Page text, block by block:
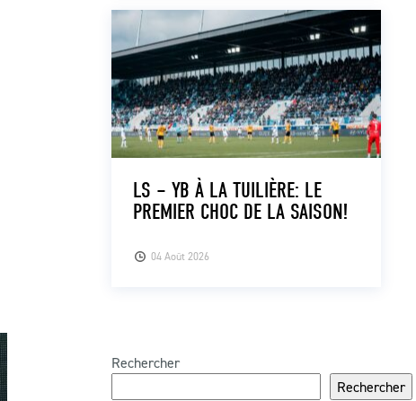
04 Août 2026
LS – YB À LA TUILIÈRE: LE
PREMIER CHOC DE LA SAISON!
Rechercher
Rechercher